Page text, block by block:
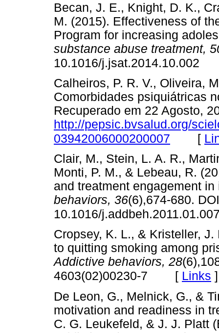
Becan, J. E., Knight, D. K.,
M. (2015). Effectiveness of
Program for increasing
substance abuse treatment,
10.1016/j.jsat.2014.10.002
Calheiros, P. R. V., Oliveira,
Comorbidades psiquiátricas
Recuperado em 22 Agosto,
http://pepsic.bvsalud.org/
03942006000200007 [
Clair, M., Stein, L. A. R.,
Monti, P. M., & Lebeau, R.
and treatment engagement
behaviors, 36(6),674-680.
10.1016/
Cropsey, K. L., & Kristeller,
to quitting smoking among
Addictive behaviors, 28
4603(02)00230-7 [ Links ]
De Leon, G., Melnick, G., &
motivation and readiness in
C. G. Leukefeld, & J. J. Platt